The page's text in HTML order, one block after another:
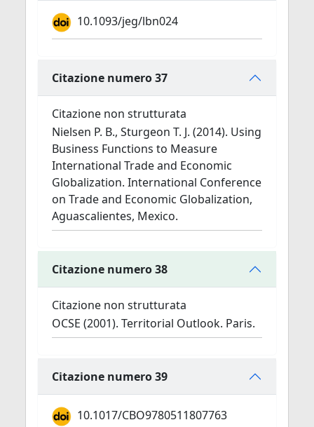
10.1093/jeg/lbn024
Citazione numero 37
Citazione non strutturata
Nielsen P. B., Sturgeon T. J. (2014). Using
Business Functions to Measure
International Trade and Economic
Globalization. International Conference
on Trade and Economic Globalization,
Aguascalientes, Mexico.
Citazione numero 38
Citazione non strutturata
OCSE (2001). Territorial Outlook. Paris.
Citazione numero 39
10.1017/CBO9780511807763